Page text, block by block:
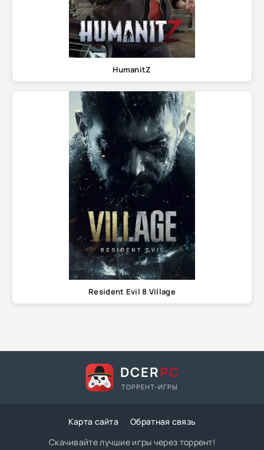
HumanitZ
Resident Evil 8 Village
DCERPC
ТОРРЕНТ-ИГРЫ
Карта сайта
Обратная связь
Скачивайте лучшие игры через торрент!